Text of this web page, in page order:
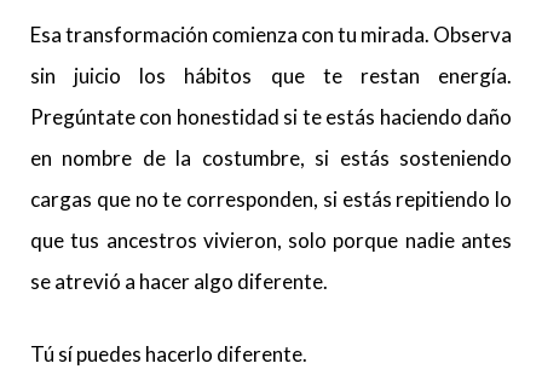
Esa transformación comienza con tu mirada. Observa
sin juicio los hábitos que te restan energía.
Pregúntate con honestidad si te estás haciendo daño
en nombre de la costumbre, si estás sosteniendo
cargas que no te corresponden, si estás repitiendo lo
que tus ancestros vivieron, solo porque nadie antes
se atrevió a hacer algo diferente.
Tú sí puedes hacerlo diferente.